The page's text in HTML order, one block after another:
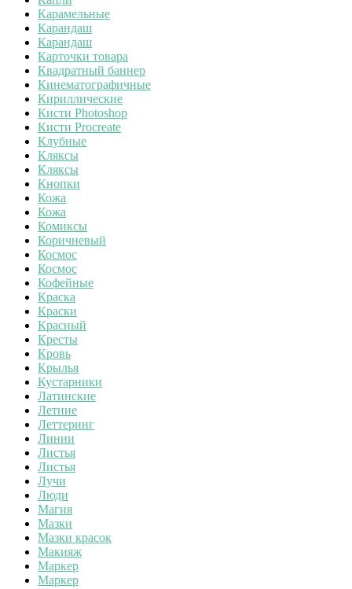
Карамельные
Карандаш
Карандаш
Карточки товара
Квадратный баннер
Кинематографичные
Кириллические
Кисти Photoshop
Кисти Procreate
Клубные
Кляксы
Кляксы
Кнопки
Кожа
Кожа
Комиксы
Коричневый
Космос
Космос
Кофейные
Краска
Краски
Красный
Кресты
Кровь
Крылья
Кустарники
Латинские
Летние
Леттеринг
Линии
Листья
Листья
Лучи
Люди
Магия
Мазки
Мазки красок
Макияж
Маркер
Маркер